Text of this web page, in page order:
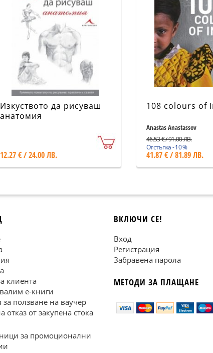
Изкуството да рисуваш
анатомия
12.27 € / 24.00 ЛВ.
108 colours of
Anastas Anastassov
46.53 € / 91.00 ЛВ.
Отстъпка - 10 %
41.87 € / 81.89 ЛВ.
клиента
е-книги
за ползване на ваучер
отказ от закупена стока
за промоционални
ВКЛЮЧИ СЕ!
Вход
Регистрация
Забравена парола
МЕТОДИ ЗА ПЛАЩАНЕ